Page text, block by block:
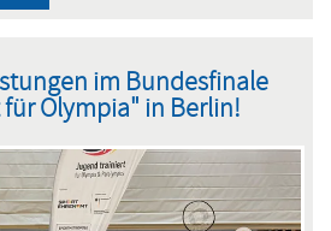
im Bundesfinale
Olympia" in Berlin!